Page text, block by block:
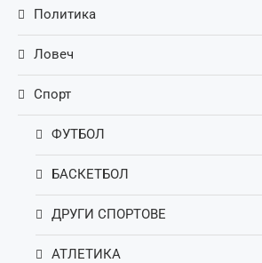
Политика
Ловеч
Спорт
ФУТБОЛ
БАСКЕТБОЛ
ДРУГИ СПОРТОВЕ
АТЛЕТИКА